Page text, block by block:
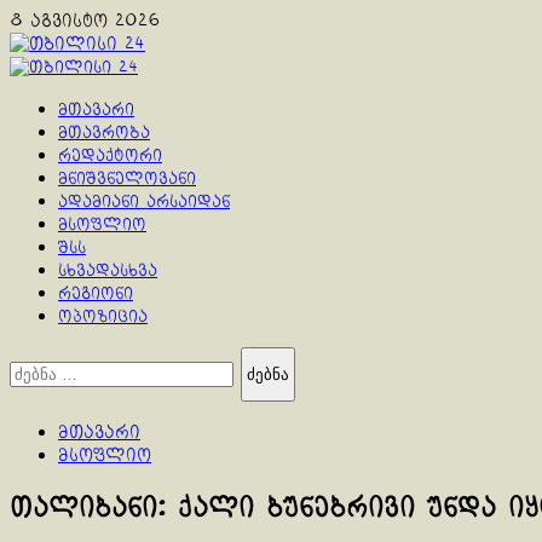
Skip
to
content
8 აგვისტო 2026
Primary
მთავარი
მთავრობა
რედაქტორი
მნიშვნელოვანი
ადამიანი არსაიდან
მსოფლიო
შსს
სხვადასხვა
რეგიონი
ოპოზიცია
ძებნა:
მთავარი
მსოფლიო
თალიბანი: ქალი ბუნებრივი უნდა